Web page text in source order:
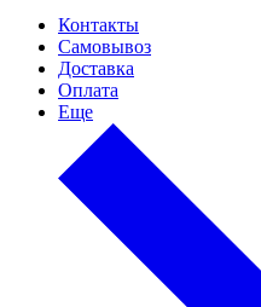
Контакты
Самовывоз
Доставка
Оплата
Еще